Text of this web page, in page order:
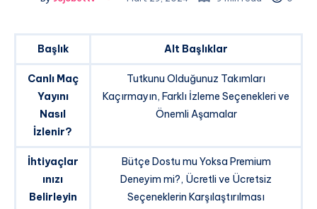
Başlık Alt Başlıklar
Canlı Maç
Yayını
Nasıl
İzlenir?
Tutkunu Olduğunuz Takımları
Kaçırmayın, Farklı İzleme Seçenekleri ve
Önemli Aşamalar
İhtiyaçlar
ınızı
Belirleyin
Bütçe Dostu mu Yoksa Premium
Deneyim mi?, Ücretli ve Ücretsiz
Seçeneklerin Karşılaştırılması